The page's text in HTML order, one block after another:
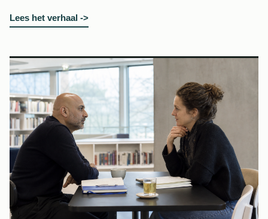
Lees het verhaal ->